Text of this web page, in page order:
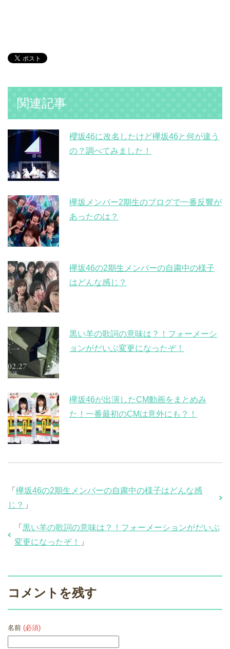
関連記事
櫻坂46に改名したけど欅坂46と何が違う
の？調べてみました！
欅坂メンバー2期生のブログで一番反響が
あったのは？
欅坂46の2期生メンバーの自粛中の様子
はどんな感じ？
黒い羊の歌詞の意味は？！フォーメーシ
ョンがだいぶ変更になったぞ！
欅坂46が出演したCM動画をまとめみ
た！一番最初のCMは意外にも？！
「 欅坂46の2期生メンバーの自粛中の様子はどんな感
じ？ 」
「 黒い羊の歌詞の意味は？！フォーメーションがだいぶ
変更になったぞ！
」
コメントを残す
名前 (必須)